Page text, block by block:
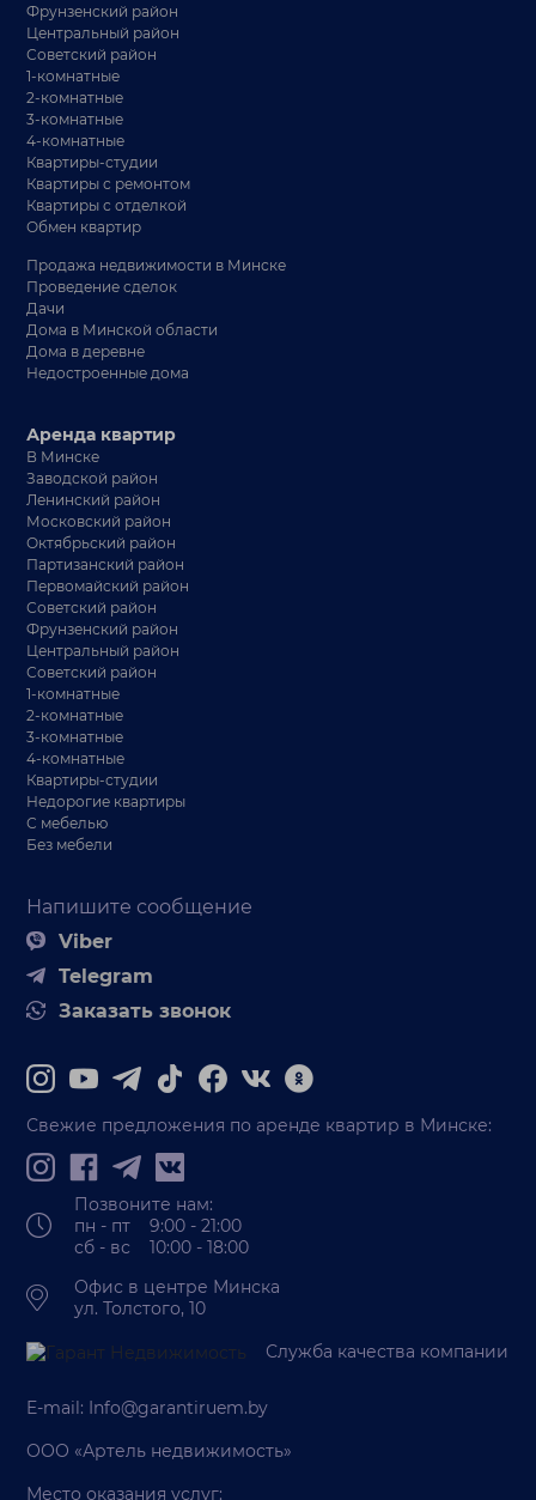
Фрунзенский район
Центральный район
Советский район
1-комнатные
2-комнатные
3-комнатные
4-комнатные
Квартиры-студии
Квартиры с ремонтом
Квартиры с отделкой
Обмен квартир
Продажа недвижимости в Минске
Проведение сделок
Дачи
Дома в Минской области
Дома в деревне
Недостроенные дома
Напишите сообщение
Viber
Telegram
Заказать звонок
Аренда квартир
В Минске
Заводской район
Ленинский район
Московский район
Октябрьский район
Партизанский район
Первомайский район
Советский район
Фрунзенский район
Центральный район
Советский район
1-комнатные
2-комнатные
3-комнатные
4-комнатные
Квартиры-студии
Недорогие квартиры
С мебелью
Без мебели
Свежие предложения по аренде квартир в Минске:
Позвоните нам:
пн - пт 9:00 - 21:00
сб - вс 10:00 - 18:00
Офис в центре Минска
ул. Толстого, 10
Служба качества компании
E-mail: Info@garantiruem.by
ООО «Артель недвижимость»
Место оказания услуг: